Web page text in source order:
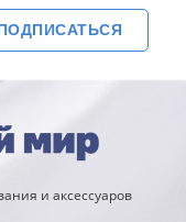
и аксессуаров